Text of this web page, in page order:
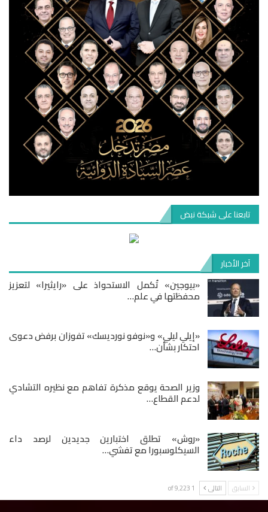
تابعنا على شبكة نبض
آخر الأخبار
«بيوجين» تُكمل الاستحواذ على «رايثيرا» لتعزيز
محفظتها في علم…
«إيلي ليلي» و«نوفو نورديسك» تفوزان برفض دعوى
احتكار بشأن…
وزير الصحة يوقع مذكرة تفاهم مع نظيره التشادي
لدعم القطاع…
«روش» تطلق اختبارين جديدين لرصد داء
السيكلوسبورا مع تفشي…
السابق التالى 1 of 9٬223